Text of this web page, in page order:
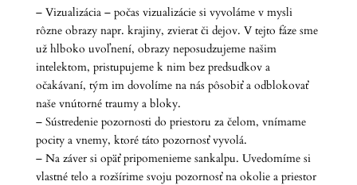
– Vizualizácia – počas vizualizácie si vyvoláme v mysli
rôzne obrazy napr. krajiny, zvierat či dejov. V tejto fáze sme
už hlboko uvoľnení, obrazy neposudzujeme našim
intelektom, pristupujeme k nim bez predsudkov a
očakávaní, tým im dovolíme na nás pôsobiť a odblokovať
naše vnútorné traumy a bloky.
– Sústredenie pozornosti do priestoru za čelom, vnímame
pocity a vnemy, ktoré táto pozornosť vyvolá.
– Na záver si opäť pripomenieme sankalpu. Uvedomíme si
vlastné telo a rozšírime svoju pozornosť na okolie a priestor